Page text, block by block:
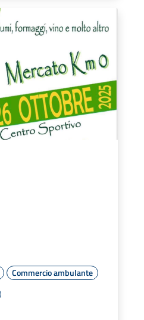
Commercio ambulante